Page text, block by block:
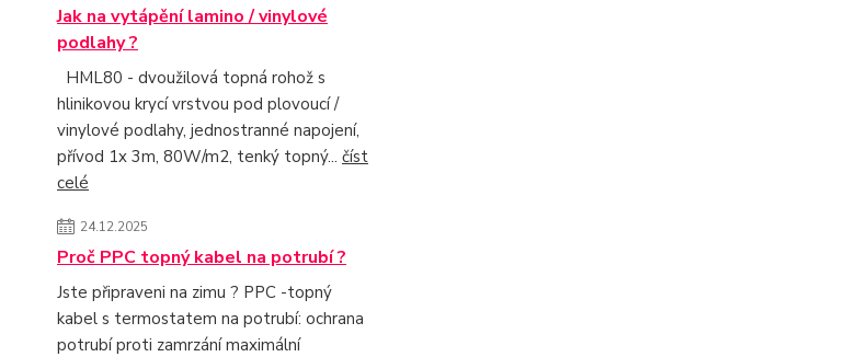
Jak na vytápění lamino / vinylové
podlahy ?
HML80 - dvoužilová topná rohož s
hlinikovou krycí vrstvou pod plovoucí /
vinylové podlahy, jednostranné napojení,
přívod 1x 3m, 80W/m2, tenký topný... číst
celé
24.12.2025
Proč PPC topný kabel na potrubí ?
Jste připraveni na zimu ? PPC -topný
kabel s termostatem na potrubí: ochrana
potrubí proti zamrzání maximální